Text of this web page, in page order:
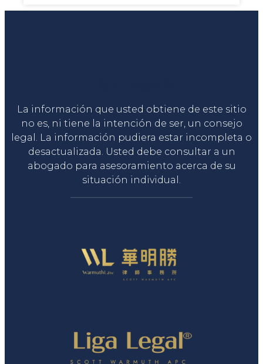
La información que usted obtiene de este sitio
no es, ni tiene la intención de ser, un consejo
legal. La información pudiera estar incompleta o
desactualizada. Usted debe consultar a un
abogado para asesoramiento acerca de su
situación individual.